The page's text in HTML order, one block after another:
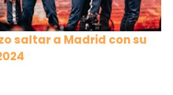
saltar a Madrid con su